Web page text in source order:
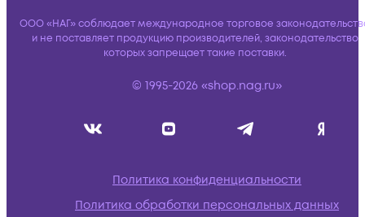
ООО «НАГ» соблюдает международное торговое
и не поставляет продукцию производителей, законодательство
которых запрещает такие поставки.
© 1995-2026 «shop.nag.ru»
Политика конфиденциальности
Политика обработки персональных данных